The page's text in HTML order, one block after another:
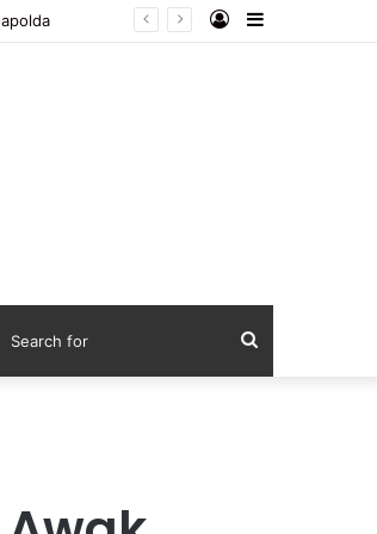
Sidebar
Log
Search